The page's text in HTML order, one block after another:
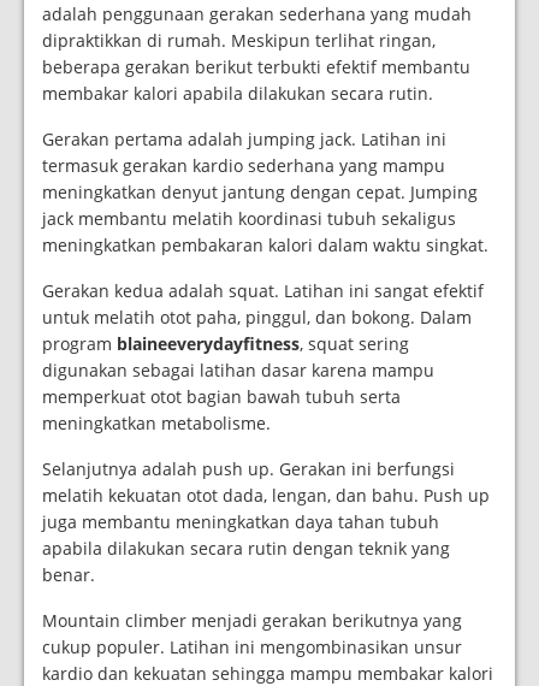
adalah penggunaan gerakan sederhana yang mudah
dipraktikkan di rumah. Meskipun terlihat ringan,
beberapa gerakan berikut terbukti efektif membantu
membakar kalori apabila dilakukan secara rutin.
Gerakan pertama adalah jumping jack. Latihan ini
termasuk gerakan kardio sederhana yang mampu
meningkatkan denyut jantung dengan cepat. Jumping
jack membantu melatih koordinasi tubuh sekaligus
meningkatkan pembakaran kalori dalam waktu singkat.
Gerakan kedua adalah squat. Latihan ini sangat efektif
untuk melatih otot paha, pinggul, dan bokong. Dalam
program blaineeverydayfitness, squat sering
digunakan sebagai latihan dasar karena mampu
memperkuat otot bagian bawah tubuh serta
meningkatkan metabolisme.
Selanjutnya adalah push up. Gerakan ini berfungsi
melatih kekuatan otot dada, lengan, dan bahu. Push up
juga membantu meningkatkan daya tahan tubuh
apabila dilakukan secara rutin dengan teknik yang
benar.
Mountain climber menjadi gerakan berikutnya yang
cukup populer. Latihan ini mengombinasikan unsur
kardio dan kekuatan sehingga mampu membakar kalori